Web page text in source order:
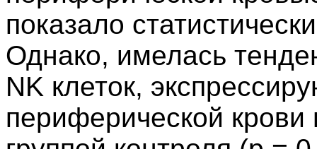
показало
Однако, имелась
NK клеток,
периферической